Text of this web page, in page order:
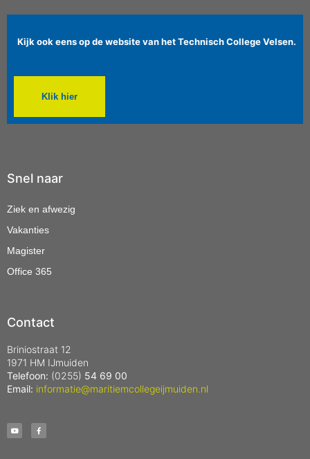
Kijk ook eens op de website van het Technisch College Velsen.
Klik hier
Snel naar
Ziek en afwezig
Vakanties
Magister
Office 365
Contact
Briniostraat 12
1971 HM IJmuiden
Telefoon: (0255) 54 69 00
Email: informatie@maritiemcollegeijmuiden.nl